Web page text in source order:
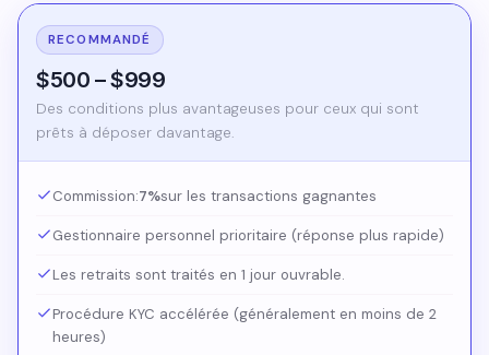
RECOMMANDÉ
$500 – $999
Des conditions plus avantageuses pour ceux qui sont
prêts à déposer davantage.
Commission:7%sur les transactions gagnantes
Gestionnaire personnel prioritaire (réponse plus rapide)
Les retraits sont traités en 1 jour ouvrable.
Procédure KYC accélérée (généralement en moins de 2
heures)